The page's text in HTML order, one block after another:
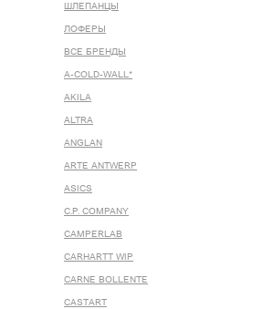
ШЛЕПАНЦЫ
ЛОФЕРЫ
ВСЕ БРЕНДЫ
A-COLD-WALL*
AKILA
ALTRA
ANGLAN
ARTE ANTWERP
ASICS
C.P. COMPANY
CAMPERLAB
CARHARTT WIP
CARNE BOLLENTE
CASTART